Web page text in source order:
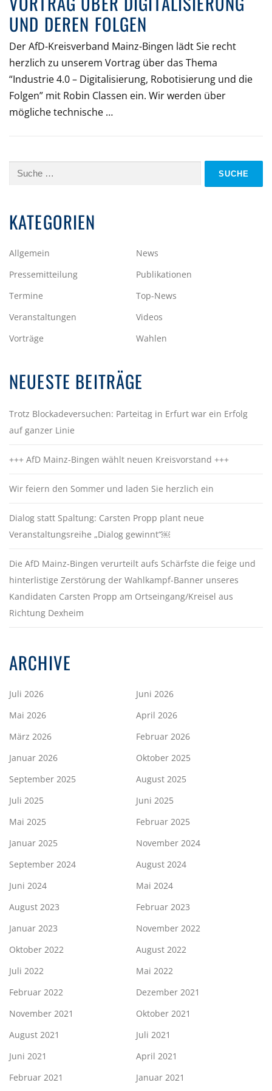
UND DEREN FOLGEN
Der AfD-Kreisverband Mainz-Bingen lädt Sie recht
herzlich zu unserem Vortrag über das Thema
“Industrie 4.0 – Digitalisierung, Robotisierung und die
Folgen” mit Robin Classen ein. Wir werden über
mögliche technische …
Suche
KATEGORIEN
Allgemein
News
Pressemitteilung
Publikationen
Termine
Top-News
Veranstaltungen
Videos
Vorträge
Wahlen
NEUESTE BEITRÄGE
Trotz Blockadeversuchen: Parteitag in Erfurt war ein Erfolg
auf ganzer Linie
+++ AfD Mainz-Bingen wählt neuen Kreisvorstand +++
Wir feiern den Sommer und laden Sie herzlich ein
Dialog statt Spaltung: Carsten Propp plant neue
Veranstaltungsreihe „Dialog gewinnt“￼
Die AfD Mainz-Bingen verurteilt aufs Schärfste die feige und
hinterlistige Zerstörung der Wahlkampf-Banner unseres
Kandidaten Carsten Propp am Ortseingang/Kreisel aus
Richtung Dexheim
ARCHIVE
Juli 2026
Juni 2026
Mai 2026
April 2026
März 2026
Februar 2026
Januar 2026
Oktober 2025
September 2025
August 2025
Juli 2025
Juni 2025
Mai 2025
Februar 2025
Januar 2025
November 2024
September 2024
August 2024
Juni 2024
Mai 2024
August 2023
Februar 2023
Januar 2023
November 2022
Oktober 2022
August 2022
Juli 2022
Mai 2022
Februar 2022
Dezember 2021
November 2021
Oktober 2021
August 2021
Juli 2021
Juni 2021
April 2021
Februar 2021
Januar 2021